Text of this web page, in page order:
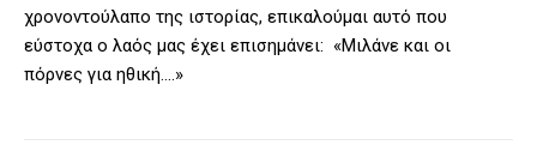
χρονοντούλαπο της ιστορίας, επικαλούμαι αυτό που
εύστοχα ο λαός μας έχει επισημάνει: «Μιλάνε και οι
πόρνες για ηθική….»